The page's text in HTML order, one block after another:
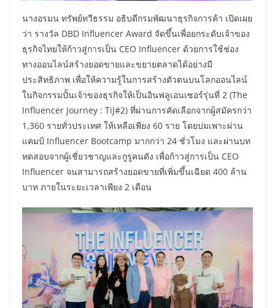
นางอรมน ทรัพย์ทวีธรรม อธิบดีกรมพัฒนาธุรกิจการค้า เปิดเผย
ว่า รางวัล DBD Influencer Award จัดขึ้นเพื่อยกระดับเจ้าของ
ธุรกิจไทยให้ก้าวสู่การเป็น CEO Influencer ด้วยการใช้ช่อง
ทางออนไลน์สร้างยอดขายและขยายตลาดได้อย่างมี
ประสิทธิภาพ เพื่อให้ความรู้ในการสร้างตัวตนบนโลกออนไลน์
ในกิจกรรมปั้นเจ้าของธุรกิจให้เป็นอินฟลูเอนเซอร์รุ่นที่ 2 (The
Influencer Journey : TiJ#2) ที่ผ่านการคัดเลือกจากผู้สมัครกว่า
1,360 รายทั่วประเทศ ให้เหลือเพียง 60 ราย โดยบ่มเพาะผ่าน
แคมป์ Influencer Bootcamp มากกว่า 24 ชั่วโมง และผ่านบท
ทดสอบจากผู้เชี่ยวชาญและกูรูคนดัง เพื่อก้าวสู่การเป็น CEO
Influencer จนสามารถสร้างยอดขายที่เพิ่มขึ้นเฉียด 400 ล้าน
บาท ภายในระยะเวลาเพียง 2 เดือน